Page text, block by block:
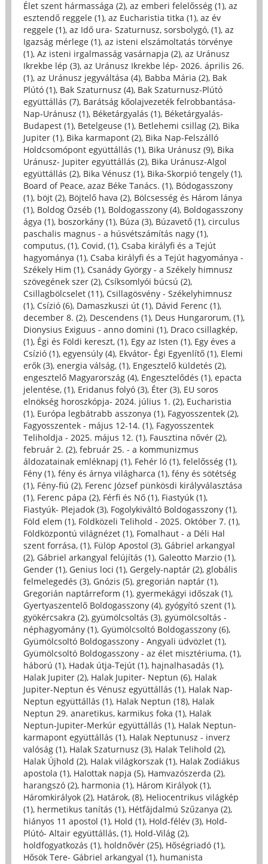
Élet szent hármassága (2), az emberi felelősség (1), az
esztendő reggele (1), az Eucharistia titka (1), az év
reggele (1), az Idő ura- Szaturnusz, sorsbolygó, (1), az
Igazság mérlege (1), az isteni elszámoltatás törvénye
(1), Az isteni irgalmasság vasárnapja (2), az Uránusz
Ikrekbe lép (3), az Uránusz Ikrekbe lép- 2026. április 26.
(1), az Uránusz jegyváltása (4), Babba Mária (2), Bak
Plútó (1), Bak Szaturnusz (4), Bak Szaturnusz-Plútó
együttállás (7), Barátság kőolajvezeték felrobbantása-
Nap-Uránusz (1), Béketárgyalás (1), Béketárgyalás-
Budapest (1), Betelgeuse (1), Betlehemi csillag (2), Bika
Jupiter (1), Bika karmapont (2), Bika Nap-Felszálló
Holdcsomópont együttállás (1), Bika Uránusz (9), Bika
Uránusz- Jupiter együttállás (2), Bika Uránusz-Algol
együttállás (2), Bika Vénusz (1), Bika-Skorpió tengely (1),
Board of Peace, azaz Béke Tanács. (1), Bódogasszony
(1), böjt (2), Böjtelő hava (2), Bölcsesség és Három lánya
(1), Boldog Özséb (1), Boldogasszony (4), Boldogasszony
ágya (1), boszorkány (1), Búza (3), Búzavető (1), circulus
paschalis magnus - a húsvétszámítás nagy (1),
computus, (1), Covid, (1), Csaba királyfi és a Tejút
hagyománya (1), Csaba királyfi és a Tejút hagyománya -
Székely Him (1), Csanády György - a Székely himnusz
szövegének szer (2), Csíksomlyói búcsú (2),
Csillagbölcselet (11), Csillagösvény - Székelyhimnusz
(1), Csízió (6), Damaszkuszi út (1), Dávid Ferenc (1),
december 8. (2), Descendens (1), Deus Hungarorum, (1),
Dionysius Exiguus - anno domini (1), Draco csillagkép,
(1), Égi és Földi kereszt, (1), Egy az Isten (1), Egy éves a
Csízió (1), egyensúly (4), Ekvátor- Égi Egyenlítő (1), Elemi
erők (3), energia válság, (1), Engesztelő küldetés (2),
engesztelő Magyarország (4), Engesztelődés (1), epacta
jelentése, (1), Eridanus folyó (3), Éter (3), EU soros
elnökség horoszkópja- 2024. július 1. (2), Eucharistia
(1), Európa legbátrabb asszonya (1), Fagyosszentek (2),
Fagyosszentek - május 12-14. (1), Fagyosszentek
Teliholdja - 2025. május 12. (1), Fausztina nővér (2),
február 2. (2), február 25. - a kommunizmus
áldozatainak emléknapj (1), Fehér ló (1), felelősség (1),
Fény (1), fény és árnya világharca (1), fény és sötétség
(1), Fény-fiú (2), Ferenc József pünkösdi királyválasztása
(1), Ferenc pápa (2), Férfi és Nő (1), Fiastyúk (1),
Fiastyúk- Plejadok (3), Fogolykiváltó Boldogasszony (1),
Föld elem (1), Földközeli Telihold - 2025. Október 7. (1),
Földközpontú világnézet (1), Fomalhaut - a Déli Hal
szent forrása, (1), Fülöp Apostol (3), Gábriel arkangyal
(2), Gábriel arkangyal felújítás (1), Galeotto Marzio (1),
Gender (1), Genius loci (1), Gergely-naptár (2), globális
felmelegedés (3), Gnózis (5), gregorián naptár (1),
Gregorián naptárreform (1), gyermekágyi időszak (1),
Gyertyaszentelő Boldogasszony (4), gyógyító szent (1),
gyökércsakra (2), gyümölcsoltás (3), gyümölcsoltás -
néphagyomány (1), Gyümölcsoltó Boldogasszony (6),
Gyümölcsoltó Boldogasszony - Angyali üdvözlet (1),
Gyümölcsoltó Boldogasszony - az élet misztériuma, (1),
háború (1), Hadak útja-Tejút (1), hajnalhasadás (1),
Halak Jupiter (2), Halak Jupiter- Neptun (6), Halak
Jupiter-Neptun és Vénusz együttállás (1), Halak Nap-
Neptun együttállás (1), Halak Neptun (18), Halak
Neptun 29. anaretikus, karmikus foka (1), Halak
Neptun-Jupiter-Merkúr együttállás (1), Halak Neptun-
karmapont együttállás (1), Halak Neptunusz - inverz
valóság (1), Halak Szaturnusz (3), Halak Telihold (2),
Halak Újhold (2), Halak világkorszak (1), Halak Zodiákus
apostola (1), Halottak napja (5), Hamvazószerda (2),
harangszó (2), harmonia (1), Három Királyok (1),
Háromkirályok (2), Határok, (8), Heliocentrikus világkép
(1), hermetikus tanítás (1), Hétfájdalmú Szűzanya (2),
hiányos 11 apostol (1), Hold (1), Hold-félév (3), Hold-
Plútó- Altair együttállás, (1), Hold-Világ (2),
holdfogyatkozás (1), holdnővér (25), Hőségriadó (1),
Hősök Tere- Gábriel arkangyal (1), humanista